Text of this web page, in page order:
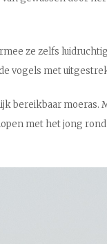
ze zelfs
vogels met
bereikbaar
met het jong